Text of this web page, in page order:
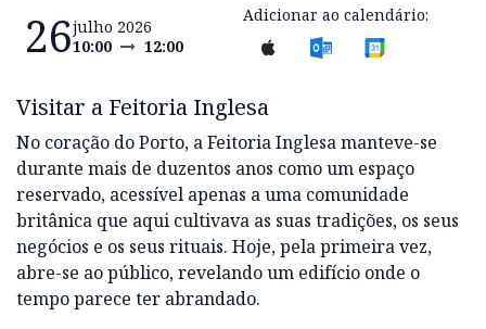
26julho 2026
10:00
12:00
Adicionar ao calendário:
Visitar a Feitoria Inglesa
No coração do Porto, a Feitoria Inglesa manteve-se
durante mais de duzentos anos como um espaço
reservado, acessível apenas a uma comunidade
britânica que aqui cultivava as suas tradições, os seus
negócios e os seus rituais. Hoje, pela primeira vez,
abre-se ao público, revelando um edifício onde o
tempo parece ter abrandado.